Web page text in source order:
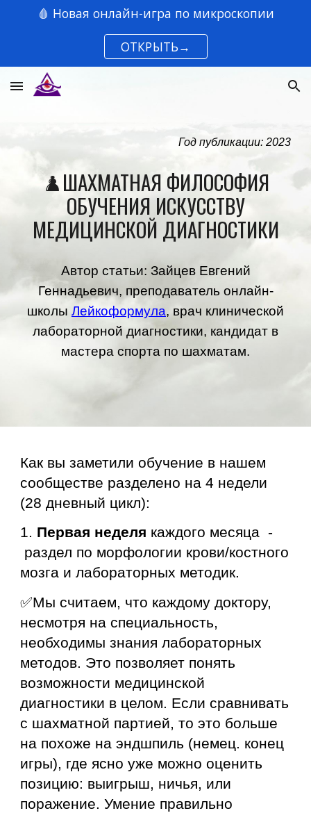
🩸 Новая онлайн-игра по микроскопии
ОТКРЫТЬ→
Год публикации: 2023
♟️ШАХМАТНАЯ ФИЛОСОФИЯ
ОБУЧЕНИЯ ИСКУССТВУ
МЕДИЦИНСКОЙ ДИАГНОСТИКИ
Автор статьи: Зайцев Евгений
Геннадьевич, преподаватель онлайн-
школы Лейкоформула, врач клинической
лабораторной диагностики, кандидат в
мастера спорта по шахматам.
Как вы заметили обучение в нашем
сообществе разделено на 4 недели
(28 дневный цикл):
1. Первая неделя каждого месяца -
раздел по морфологии крови/костного
мозга и лабораторных методик.
✅Мы считаем, что каждому доктору,
несмотря на специальность,
необходимы знания лабораторных
методов. Это позволяет понять
возможности медицинской
диагностики в целом. Если сравнивать
с шахматной партией, то это больше
на похоже на эндшпиль (немец. конец
игры), где ясно уже можно оценить
позицию: выигрыш, ничья, или
поражение. Умение правильно